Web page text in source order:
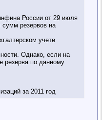
России от 29 июля
сумм резервов на
учете
Однако, если на
резерва по данному
за 2011 год